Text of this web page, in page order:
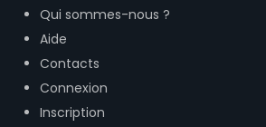
Qui sommes-nous ?
Aide
Contacts
Connexion
Inscription